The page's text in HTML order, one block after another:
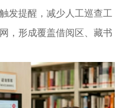
发提醒，减少人工巡查工
，形成覆盖借阅区、藏书